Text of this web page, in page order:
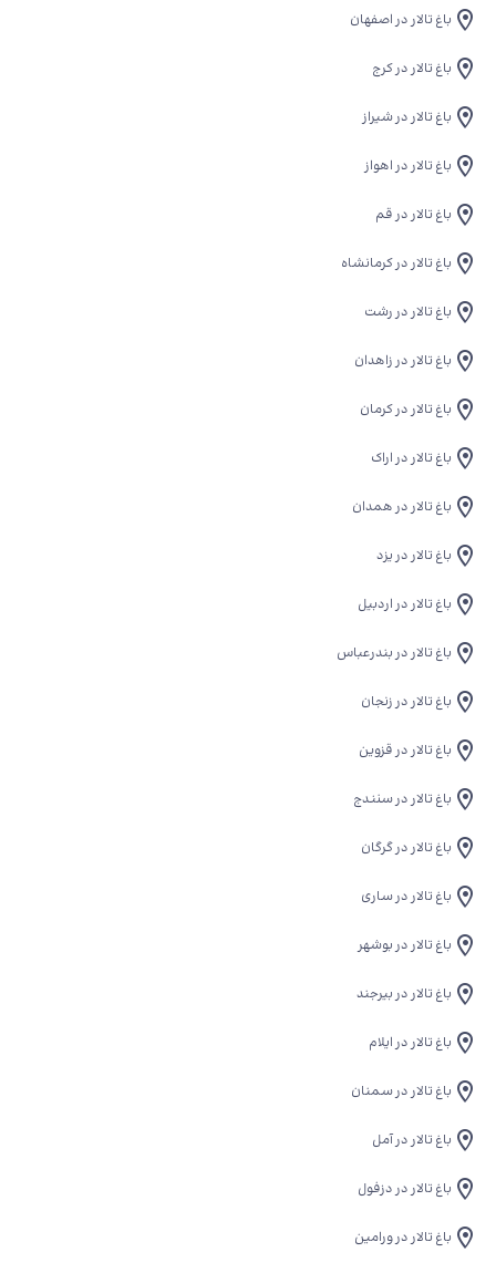
باغ تالار در اصفهان
باغ تالار در کرج
باغ تالار در شیراز
باغ تالار در اهواز
باغ تالار در قم
باغ تالار در کرمانشاه
باغ تالار در رشت
باغ تالار در زاهدان
باغ تالار در کرمان
باغ تالار در اراک
باغ تالار در همدان
باغ تالار در یزد
باغ تالار در اردبیل
باغ تالار در بندرعباس
باغ تالار در زنجان
باغ تالار در قزوین
باغ تالار در سنندج
باغ تالار در گرگان
باغ تالار در ساری
باغ تالار در بوشهر
باغ تالار در بیرجند
باغ تالار در ایلام
باغ تالار در سمنان
باغ تالار در آمل
باغ تالار در دزفول
باغ تالار در ورامین